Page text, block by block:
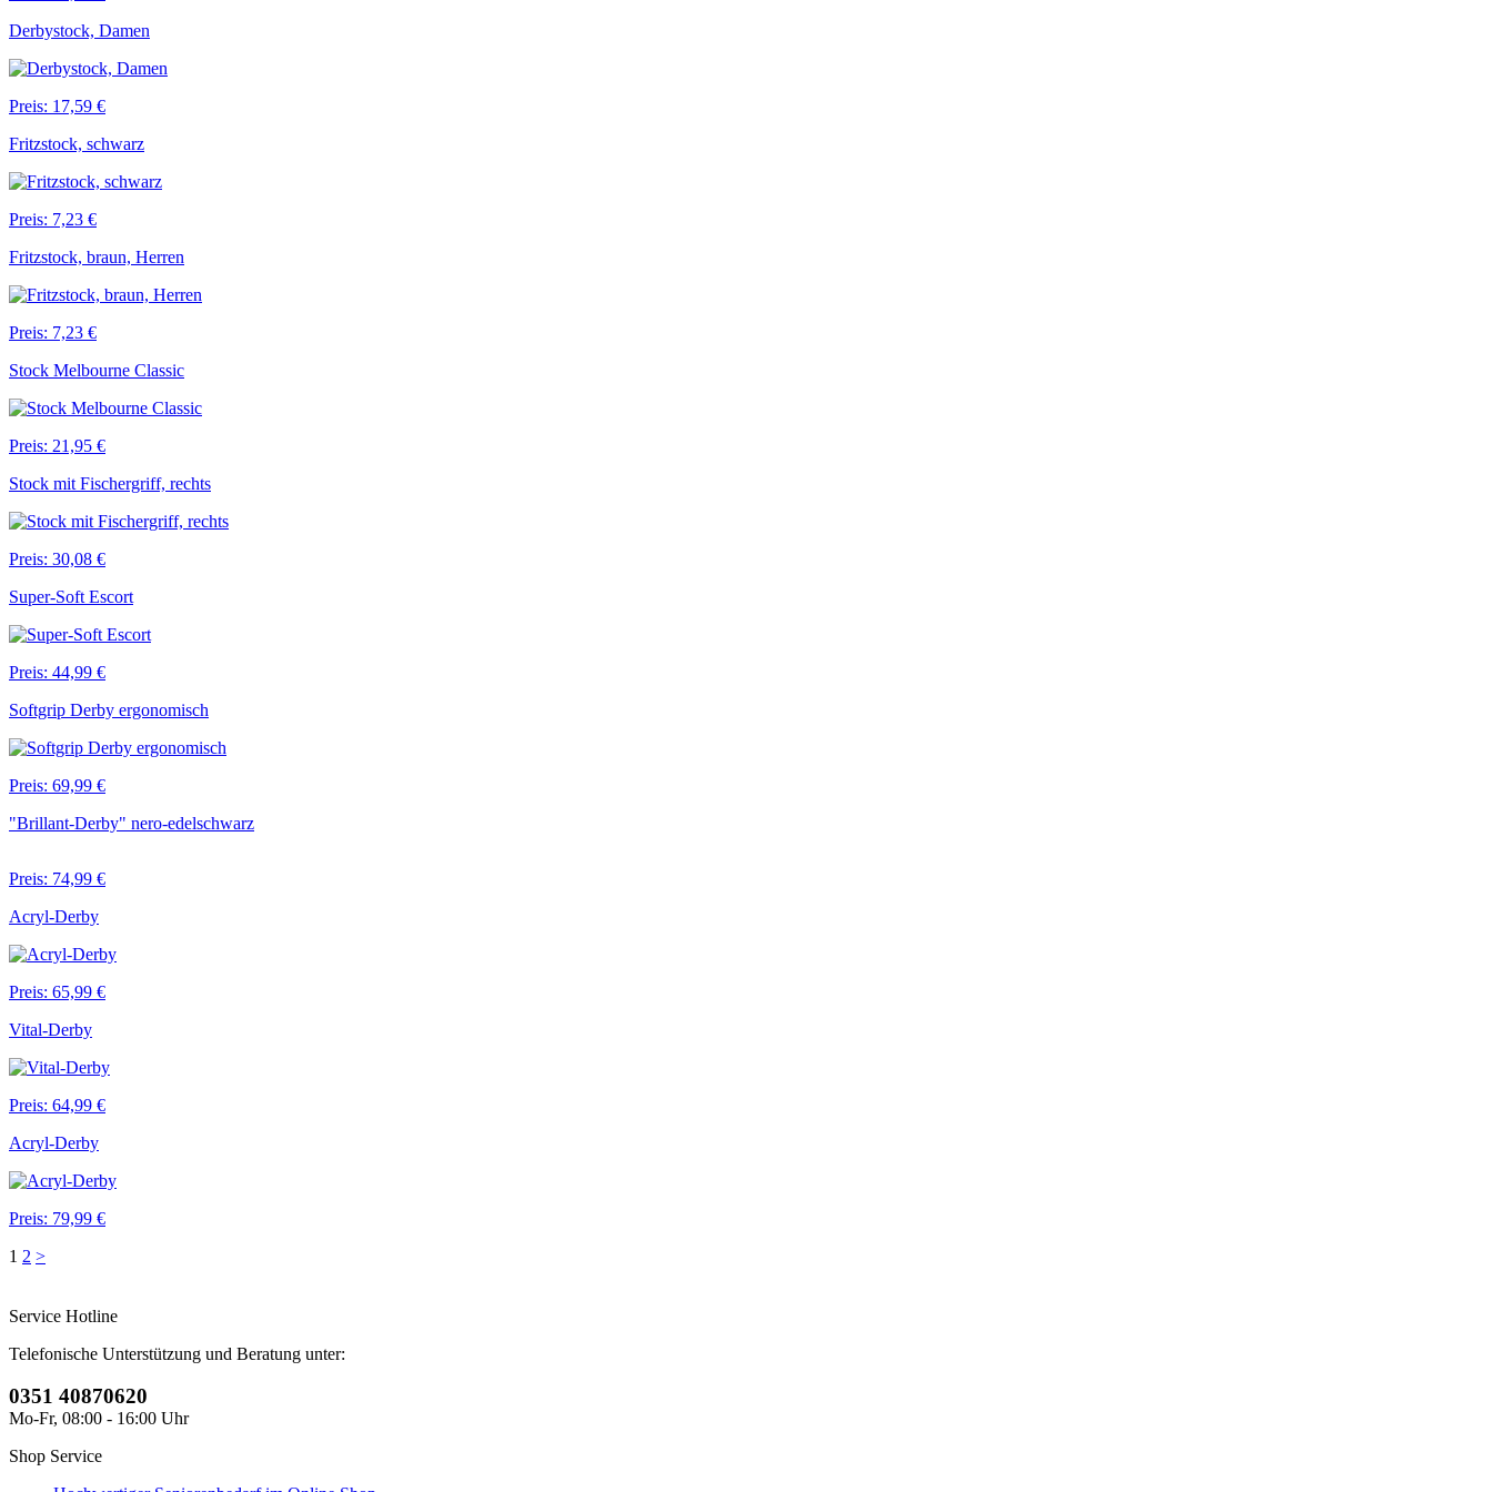
Derbystock, Damen
Preis: 17,59 €
Fritzstock, schwarz
Preis: 7,23 €
Fritzstock, braun, Herren
Preis: 7,23 €
Stock Melbourne Classic
Preis: 21,95 €
Stock mit Fischergriff, rechts
Preis: 30,08 €
Super-Soft Escort
Preis: 44,99 €
Softgrip Derby ergonomisch
Preis: 69,99 €
"Brillant-Derby" nero-edelschwarz
Preis: 74,99 €
Acryl-Derby
Preis: 65,99 €
Vital-Derby
Preis: 64,99 €
Acryl-Derby
Preis: 79,99 €
1 2 >
Service Hotline
Telefonische Unterstützung und Beratung unter:
0351 40870620
Mo-Fr, 08:00 - 16:00 Uhr
Shop Service